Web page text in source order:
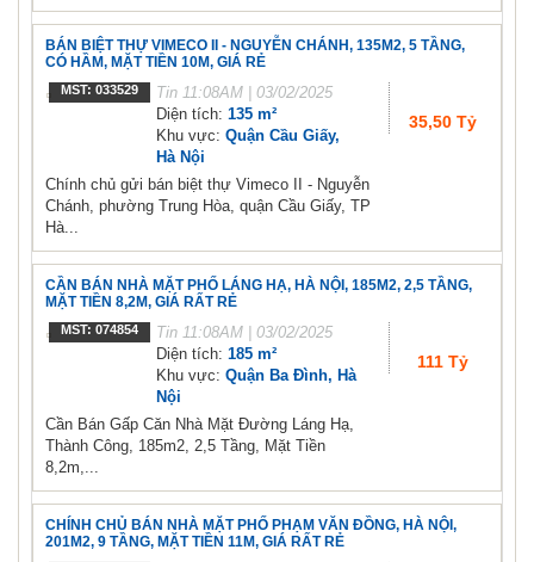
BÁN BIỆT THỰ VIMECO II - NGUYỄN CHÁNH, 135M2, 5 TẦNG,
CÓ HẦM, MẶT TIỀN 10M, GIÁ RẺ
MST: 033529 Tin 11:08AM | 03/02/2025
Diện tích: 135 m²
Khu vực: Quận Cầu Giấy,
Hà Nội
35,50 Tỷ
Chính chủ gửi bán biệt thự Vimeco II - Nguyễn
Chánh, phường Trung Hòa, quận Cầu Giấy, TP
Hà...
CẦN BÁN NHÀ MẶT PHỐ LÁNG HẠ, HÀ NỘI, 185M2, 2,5 TẦNG,
MẶT TIỀN 8,2M, GIÁ RẤT RẺ
MST: 074854 Tin 11:08AM | 03/02/2025
Diện tích: 185 m²
Khu vực: Quận Ba Đình, Hà
Nội
111 Tỷ
Cần Bán Gấp Căn Nhà Mặt Đường Láng Hạ,
Thành Công, 185m2, 2,5 Tầng, Mặt Tiền
8,2m,...
CHÍNH CHỦ BÁN NHÀ MẶT PHỐ PHẠM VĂN ĐỒNG, HÀ NỘI,
201M2, 9 TẦNG, MẶT TIỀN 11M, GIÁ RẤT RẺ